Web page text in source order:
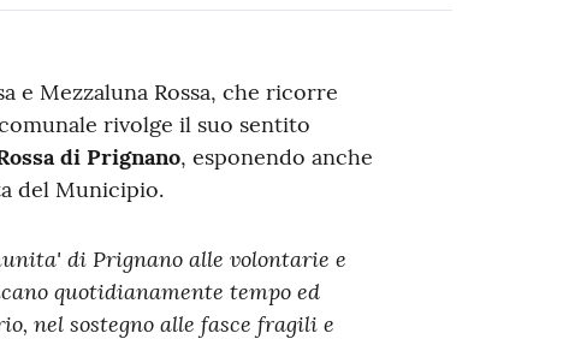
e Mezzaluna Rossa, che ricorre
rivolge il suo sentito
di Prignano, esponendo anche
del Municipio.
di Prignano alle volontarie e
quotidianamente tempo ed
nel sostegno alle fasce fragili e